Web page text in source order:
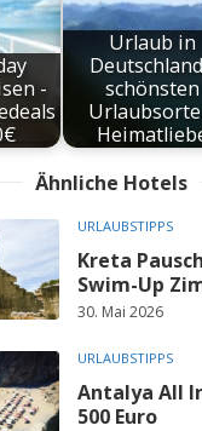
-
Urlaub in
schönsten
Ähnliche Hotels
URLAUBSTIPPS
Kreta
Swim-Up
30. Mai 2026
URLAUBSTIPPS
Antalya All
500 Euro